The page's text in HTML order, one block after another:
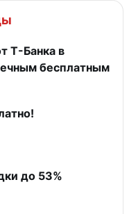
Т-Банка в
бесплатным
до 53%